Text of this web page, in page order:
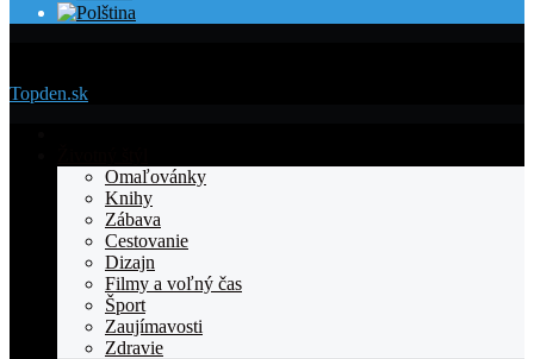
Topden.sk
TOPden.skOmaľovánky
Knihy
Zábava
Cestovanie
Dizajn
Filmy a voľný čas
Šport
Zaujímavosti
Zdravie